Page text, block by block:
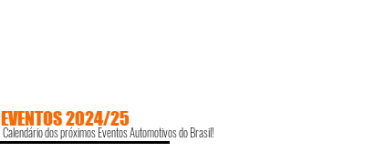
EVENTOS 2024/25
Calendário dos próximos Eventos Automotivos do Brasil!